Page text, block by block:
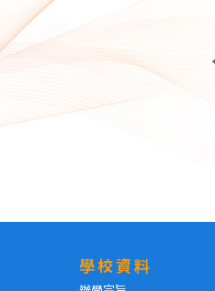
學校資料